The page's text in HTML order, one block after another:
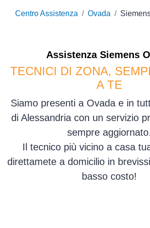
Centro Assistenza Ovada
Assistenza Siemens
TECNICI DI ZONA,
A TE
Siamo presenti a Ovada e in
di Alessandria con un servizio
sempre aggiornato.
Il tecnico più vicino a casa
direttamete a domicilio in
basso costo!